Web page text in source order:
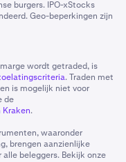
burgers. IPO-xStocks
Geo-beperkingen zijn
wordt getraded, is
. Traden met
is mogelijk niet voor
de
Kraken.
waaronder
brengen aanzienlijke
beleggers. Bekijk onze